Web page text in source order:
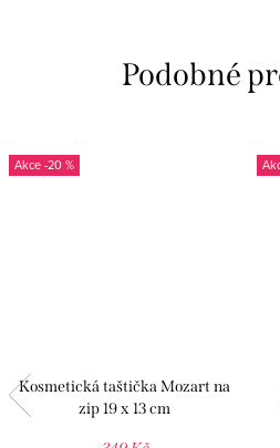
-20 %
Kosmetická taštička Mozart na
zip 19 x 13 cm